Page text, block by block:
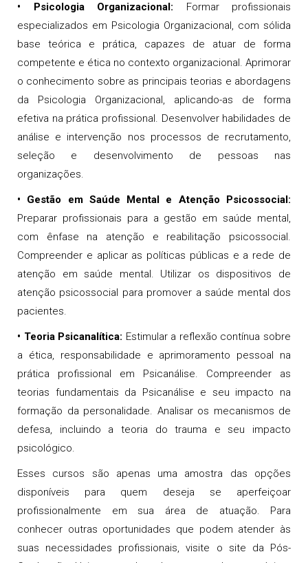
• Psicologia Organizacional: Formar profissionais
especializados em Psicologia Organizacional, com sólida
base teórica e prática, capazes de atuar de forma
competente e ética no contexto organizacional. Aprimorar
o conhecimento sobre as principais teorias e abordagens
da Psicologia Organizacional, aplicando-as de forma
efetiva na prática profissional. Desenvolver habilidades de
análise e intervenção nos processos de recrutamento,
seleção e desenvolvimento de pessoas nas
organizações.
• Gestão em Saúde Mental e Atenção Psicossocial:
Preparar profissionais para a gestão em saúde mental,
com ênfase na atenção e reabilitação psicossocial.
Compreender e aplicar as políticas públicas e a rede de
atenção em saúde mental. Utilizar os dispositivos de
atenção psicossocial para promover a saúde mental dos
pacientes.
• Teoria Psicanalítica: Estimular a reflexão contínua sobre
a ética, responsabilidade e aprimoramento pessoal na
prática profissional em Psicanálise. Compreender as
teorias fundamentais da Psicanálise e seu impacto na
formação da personalidade. Analisar os mecanismos de
defesa, incluindo a teoria do trauma e seu impacto
psicológico.
Esses cursos são apenas uma amostra das opções
disponíveis para quem deseja se aperfeiçoar
profissionalmente em sua área de atuação. Para
conhecer outras oportunidades que podem atender às
suas necessidades profissionais, visite o site da Pós-